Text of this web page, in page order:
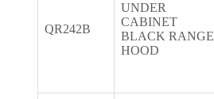
QR242B
UNDER
CABINET
BLACK RANGE
HOOD